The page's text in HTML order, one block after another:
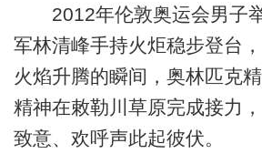
2012年伦敦奥运会男子
军林清峰手持火炬稳步登台，
火焰升腾的瞬间，奥林匹克
精神在敕勒川草原完成接力
致意、欢呼声此起彼伏。